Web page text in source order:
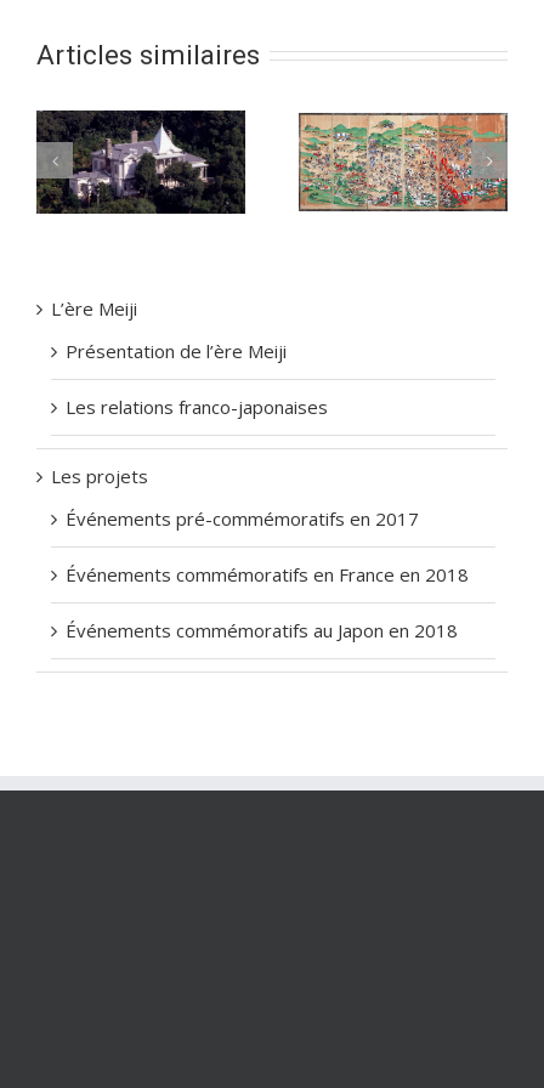
Articles similaires
Zoom avant sur
l’Histoire du Japon
Catholicisme au Japon
L’ère Meiji
Présentation de l’ère Meiji
Les relations franco-japonaises
Les projets
Événements pré-commémoratifs en 2017
Événements commémoratifs en France en 2018
Événements commémoratifs au Japon en 2018